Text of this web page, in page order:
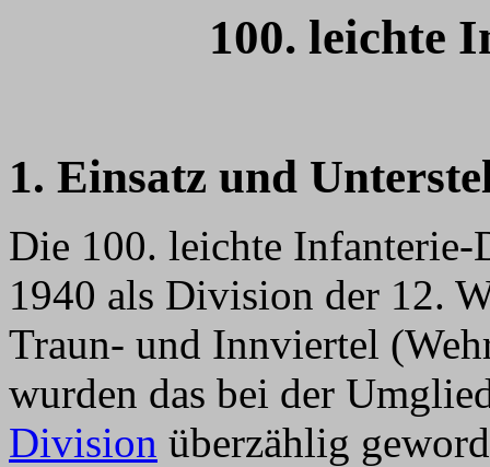
100. leichte
1. Einsatz und
Die 100. leichte
1940 als Division der 12.
Traun- und Innviertel
wurden das bei der
Division überzählig